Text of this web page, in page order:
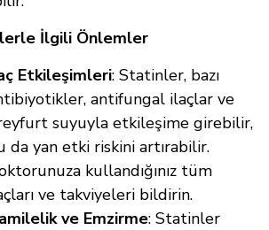
İlgili Önlemler
Etkileşimleri: Statinler, bazı
antifungal ilaçlar ve
suyuyla etkileşime girebilir,
da yan etki riskini artırabilir.
kullandığınız tüm
ve takviyeleri bildirin.
ve Emzirme: Statinler